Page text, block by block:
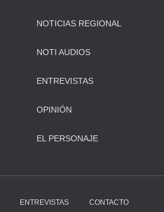
NOTICIAS REGIONAL
NOTI AUDIOS
ENTREVISTAS
OPINIÓN
EL PERSONAJE
ENTREVISTAS CONTACTO